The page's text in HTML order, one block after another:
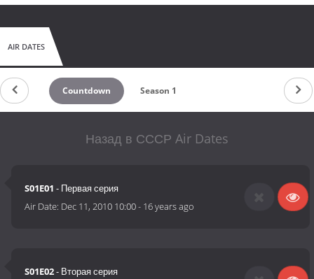
AIR DATES
Countdown Season 1
Назад в СССР Air Dates
S01E01 - Первая серия
Air Date: Dec 11, 2010 10:00- 16 years ago
S01E02- Вторая серия